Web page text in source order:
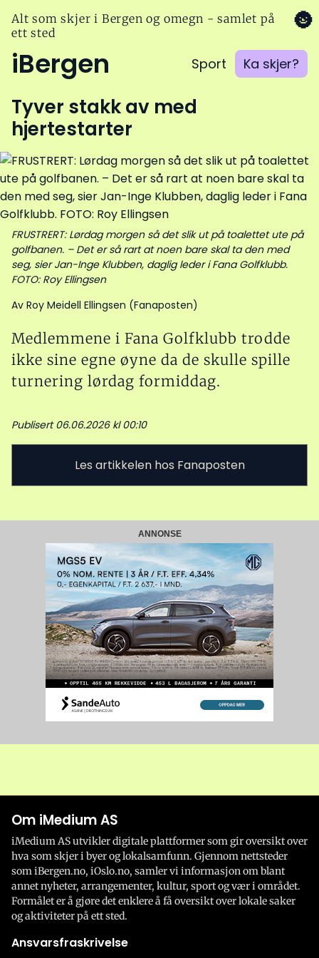
Alt som skjer i Bergen og omegn - samlet på
ett sted
iBergen Sport Ka skjer?
🌚
Tyver stakk av med
hjertestarter
FRUSTRERT: Lørdag morgen så det slik ut på toalettet ute på
golfbanen. – Det er så rart at noen bare skal ta den med
seg, sier Jan-Inge Klubben, daglig leder i Fana Golfklubb.
FOTO: Roy Ellingsen
Av Roy Meidell Ellingsen (Fanaposten)
Medlemmene i Fana Golfklubb trodde
ikke sine egne øyne da de skulle spille
turnering lørdag formiddag.
Publisert 06.06.2026 kl 00:10
Les artikkelen hos Fanaposten
ANNONSE
Om iMedium AS
iMedium AS utvikler digitale plattformer som gir oversikt over
hva som skjer i byer og lokalsamfunn. Gjennom nettsteder
som iBergen.no, iOslo.no, samler vi informasjon om blant
annet nyheter, arrangementer, kultur, sport og vær i området.
Formålet er å gjøre det enklere å få oversikt over lokale saker
og aktiviteter på ett sted.
Ansvarsfraskrivelse